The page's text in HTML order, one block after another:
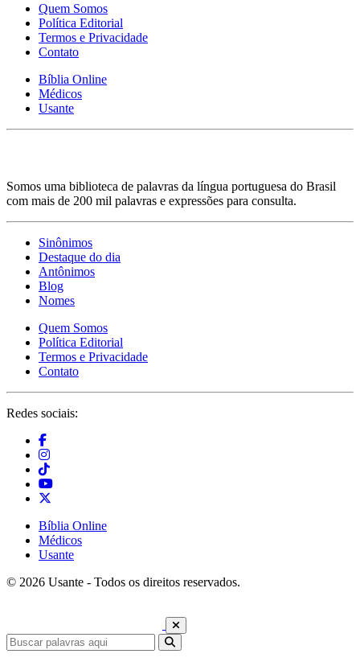
Quem Somos
Política Editorial
Termos e Privacidade
Contato
Bíblia Online
Médicos
Usante
Somos uma biblioteca de palavras da língua portuguesa do Brasil
com mais de 200 mil palavras e expressões para consulta.
Sinônimos
Destaque do dia
Antônimos
Blog
Nomes
Quem Somos
Política Editorial
Termos e Privacidade
Contato
Redes sociais:
Bíblia Online
Médicos
Usante
© 2026 Usante - Todos os direitos reservados.